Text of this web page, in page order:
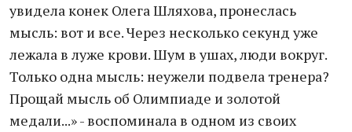
увидела конек Олега Шляхова, пронеслась
мысль: вот и все. Через несколько секунд уже
лежала в луже крови. Шум в ушах, люди вокруг.
Только одна мысль: неужели подвела тренера?
Прощай мысль об Олимпиаде и золотой
медали...» - воспоминала в одном из своих